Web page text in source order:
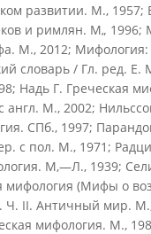
развитии. М., 1957;
и римлян. М„ 1996;
М., 2012;
словарь / Гл. ред.
Надь Г. Греческая
англ. М., 2002;
СПб., 1997;
с пол. М., 1971;
М,—Л., 1939;
мифология (Мифы о
Ч. II. Античный мир. М.,
мифология. М.,